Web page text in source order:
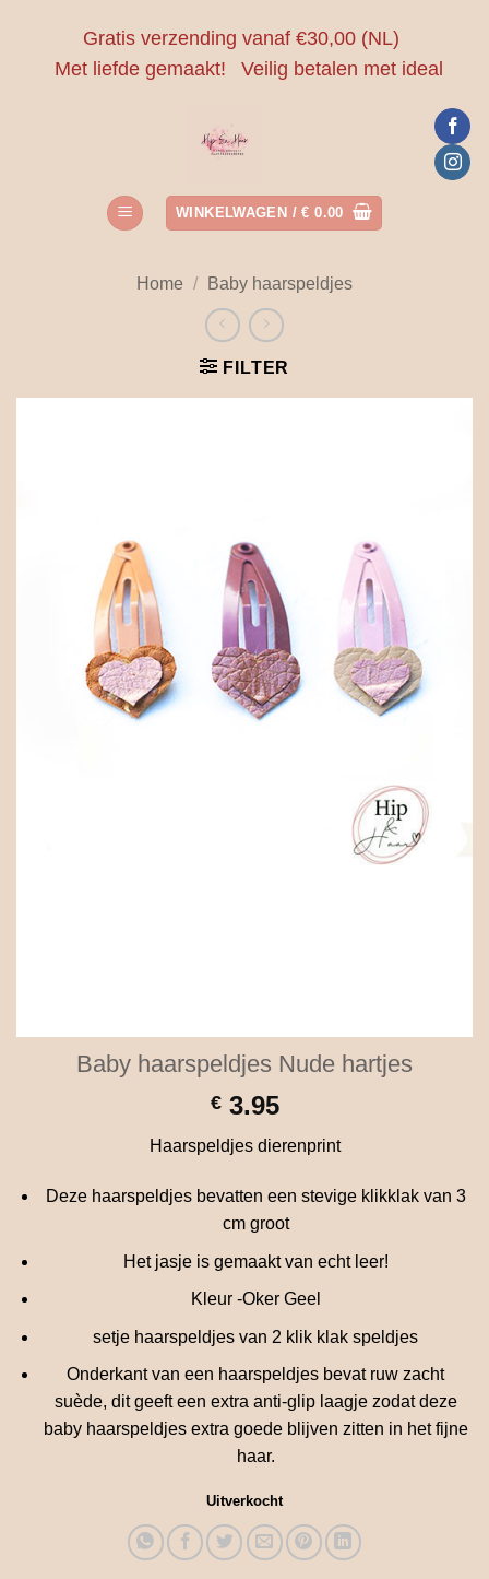
Gratis verzending vanaf €30,00 (NL)
Met liefde gemaakt!
Veilig betalen met ideal
WINKELWAGEN /€ 0.00
Home / Baby haarspeldjes
FILTER
Baby haarspeldjes Nude hartjes
€3.95
Haarspeldjes dierenprint
Deze haarspeldjes bevatten een stevige klikklak van 3
cm groot
Het jasje is gemaakt van echt leer!
Kleur -Oker Geel
setje haarspeldjes van 2 klik klak speldjes
Onderkant van een haarspeldjes bevat ruw zacht
suède, dit geeft een extra anti-glip laagje zodat deze
baby haarspeldjes extra goede blijven zitten in het fijne
haar.
Uitverkocht